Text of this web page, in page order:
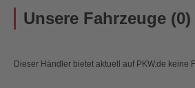
Unsere Fahrzeuge (0)
Dieser Händler bietet aktuell auf PKW.de keine